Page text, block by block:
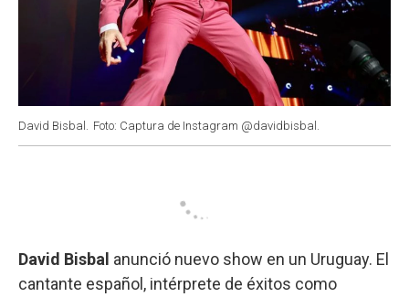
David Bisbal. Foto: Captura de Instagram @davidbisbal.
David Bisbal anunció nuevo show en un Uruguay. El
cantante español, intérprete de éxitos como